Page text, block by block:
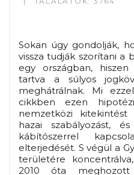
Sokan úgy gondolják,
vissza tudják szorítani a
egy országban,
tartva a súlyos
meghátrálnak. Mi
cikkben ezen
nemzetközi
hazai szabályozást,
kábítószerrel
elterjedését. S végül a
területére
2010 óta meghozott